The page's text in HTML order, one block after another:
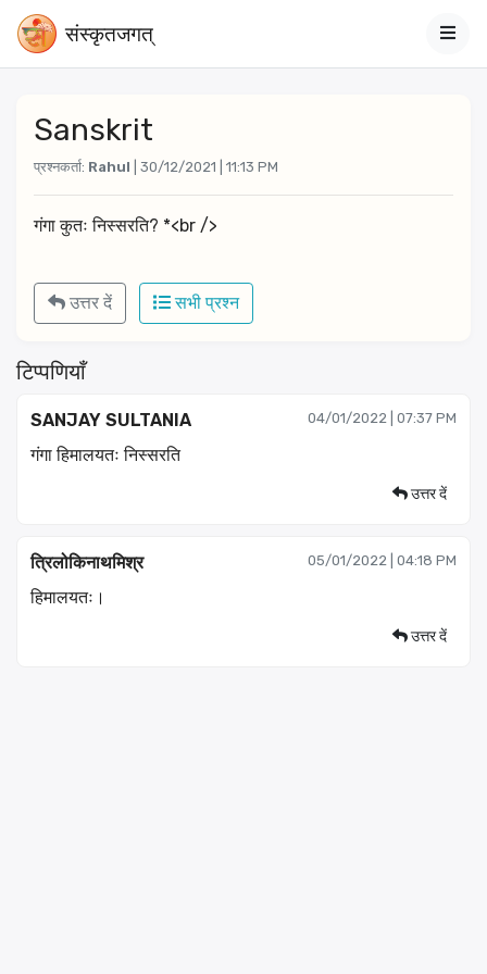
संस्‍कृतजगत्
Sanskrit
प्रश्नकर्ता: Rahul | 30/12/2021 | 11:13 PM
गंगा कुतः निस्सरति? *<br />
उत्तर दें सभी प्रश्न
टिप्पणियाँ
SANJAY SULTANIA 04/01/2022 | 07:37 PM
गंगा हिमालयतः निस्सरति
उत्तर दें
त्रिलोकिनाथमिश्र 05/01/2022 | 04:18 PM
हिमालयतः।
उत्तर दें